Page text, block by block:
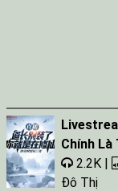
Chính Là
2.2K |
Đô Thị